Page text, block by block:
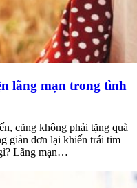
lãng mạn trong tình
cũng không phải tặng quà
giản đơn lại khiến trái tim
Lãng mạn…